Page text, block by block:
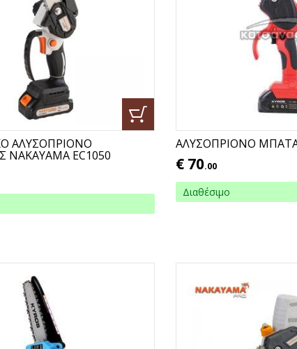
ΑΛΥΣΟΠΡΙΟΝΟ
ΝΑΚΑΥΑΜΑ EC1050
ΑΛΥΣΟΠΡΙΟΝΟ
€ 70.00
Διαθέσιμο